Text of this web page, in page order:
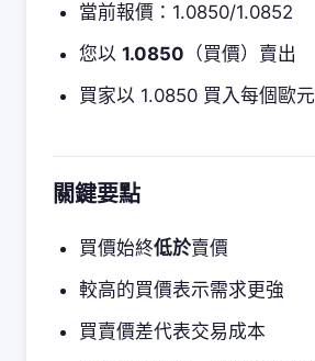
當前報價：1.0850/1.0852
您以 1.0850 （買價）賣出
買家以 1.0850 買入每個歐元
關鍵要點
買價始終低於賣價
較高的買價表示需求更強
買賣價差代表交易成本